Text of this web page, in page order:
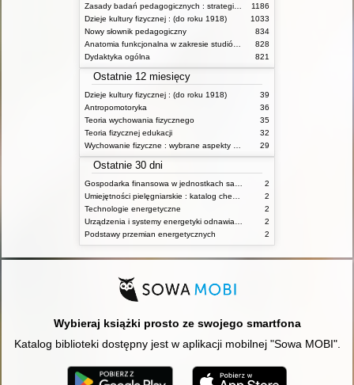
1186
Dzieje kultury fizycznej : (do roku 1918)
1033
Nowy słownik pedagogiczny
834
828
Dydaktyka ogólna
821
Ostatnie 12 miesięcy
Dzieje kultury fizycznej : (do roku 1918)
39
Antropomotoryka
36
Teoria wychowania fizycznego
35
Teoria fizycznej edukacji
32
29
Ostatnie 30 dni
2
2
Technologie energetyczne
2
2
Podstawy przemian energetycznych
2
Wybieraj książki prosto ze swojego smartfona
Katalog biblioteki dostępny jest w aplikacji mobilnej "Sowa MOBI".